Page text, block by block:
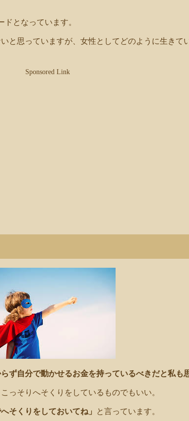
となっています。
と思っていますが、女性としてどのように生きて
Sponsored Link
ず自分で動かせるお金を持っているべきだと私も
っそりへそくりをしているものでもいい。
そくりをしておいてね」 と言っています。